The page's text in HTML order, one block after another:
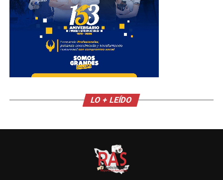
LO + LEÍDO